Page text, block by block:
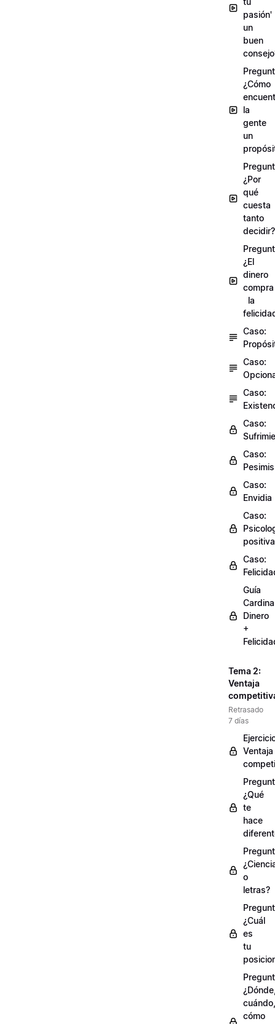
pasión'
un
buen
¿Cómo
la
gente
un
¿Por
qué
cuesta
tanto
decidir?
¿El
dinero
compra
la
Caso:
Caso:
Caso:
Caso:
Caso:
Caso:
Envidia
Caso:
positiva
Caso:
Guía
Dinero
+
Tema 2:
Ventaja
Retrasado
7 días
Ventaja
¿Qué
te
hace
o
letras?
¿Cuál
es
tu
cuándo,
cómo